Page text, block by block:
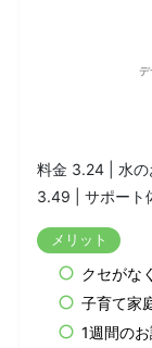
料金 3.24 | 水
3.49 | サポート
メリット
クセがな
子育て家
1週間の